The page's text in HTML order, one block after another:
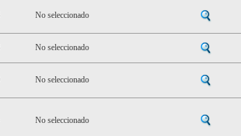
No seleccionado
No seleccionado
No seleccionado
No seleccionado